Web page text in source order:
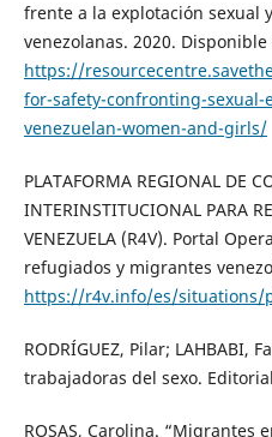
frente a la explotación sexual
venezolanas. 2020. Disponible
https://
for-safety-confronting-
venezuelan-women-and-girls/
PLATAFORMA REGIONAL DE
INTERINSTITUCIONAL PARA
VENEZUELA (R4V). Portal
refugiados y migrantes
https://r4v.info/es/situations/
RODRÍGUEZ, Pilar; LAHBABI,
trabajadoras del sexo.
ROSAS, Carolina. “Migrantes